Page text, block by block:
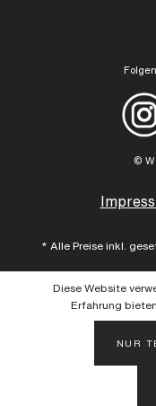
©
* Alle Preise inkl.
Diese Website
Erfahrung
NUR